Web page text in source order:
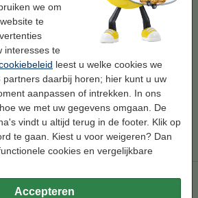
we om
te
interesses te
leest u welke cookies we
daarbij horen; hier kunt u uw
aanpassen of intrekken. In ons
we met uw gegevens omgaan. De
vindt u altijd terug in de footer. Klik op
te gaan. Kiest u voor weigeren? Dan
cookies en vergelijkbare
Accepteren
(1x) en kleur (3x) ± 6.400 pagina's
123inkt
de specificaties en omschrijving
leverbaar
in huis
pagina € 0,038
Bestellen
set voor HP 201X: HP CF400X,
+ 3 kleurenWinstpakker!